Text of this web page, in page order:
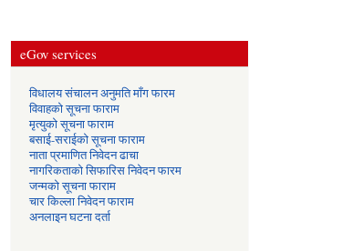
eGov services
विधालय संचालन अनुमति माँग फारम
विवाहको सूचना फाराम
मृत्युको सूचना फाराम
बसाई-सराईको सूचना फाराम
नाता प्रमाणित निवेदन ढाचा
नागरिकताको सिफारिस निवेदन फारम
जन्मको सूचना फाराम
चार किल्ला निवेदन फाराम
अनलाइन घटना दर्ता